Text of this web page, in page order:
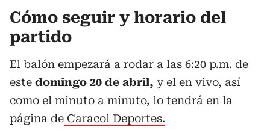
Cómo seguir y horario del
partido
El balón empezará a rodar a las 6:20 p.m. de
este domingo 20 de abril, y el en vivo, así
como el minuto a minuto, lo tendrá en la
página de Caracol Deportes.